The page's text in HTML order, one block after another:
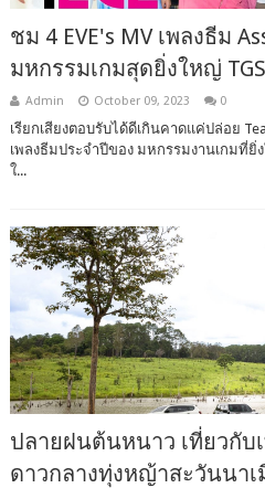
ชม 4 EVE's MV เพลงธีม
มหกรรมเกมสุดยิ่งใหญ่
Admin October 09, 2023 0
เรียกเสียงตอบรับได้ดีเกินคาดแค่ปล่อย
เพลงธีมประจำปีของ มหกรรมงานเกมที่ยิ่
ใ...
ปลายฝนต้นหนาว เที่ยวกับ
ดาวกลางทุ่งหญ้าสะวันนาเ